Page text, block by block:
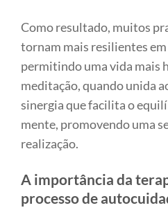
Como resultado, muitos
tornam mais resilientes em
permitindo uma vida mais
meditação, quando unida
sinergia que facilita o
mente, promovendo uma
realização.
A importância da
processo de